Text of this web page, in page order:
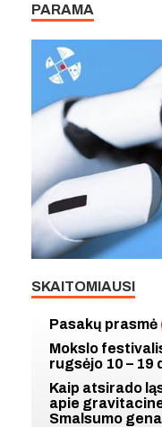
PARAMA
SKAITOMIAUSI
Pasakų prasmė
Mokslo
rugsėjo 10 – 19
Kaip atsirado
apie
Smalsumo